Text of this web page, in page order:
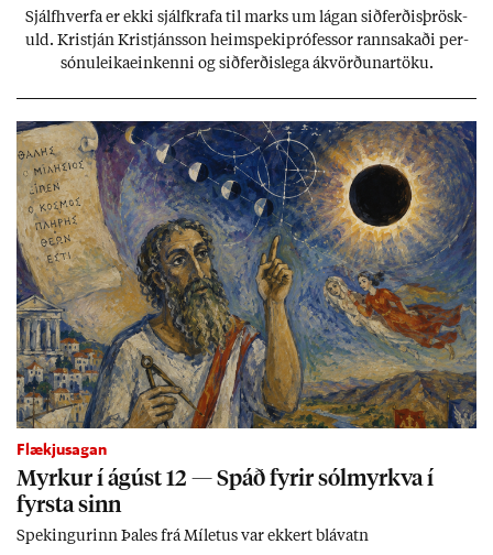
Sjálf­hverfa er ekki sjálf­krafa til marks um lág­an sið­ferð­is­þrösk­
uld. Kristján Kristjáns­son heim­speki­pró­fess­or rann­sak­aði per­
sónu­leika­ein­kenni og sið­ferð­is­lega ákvörð­un­ar­töku.
Flækjusagan
Myrk­ur í ág­úst 12 — Spáð fyr­ir sól­myrkva í
fyrsta sinn
Spek­ing­ur­inn Þa­les frá Míletus var ekk­ert blá­vatn